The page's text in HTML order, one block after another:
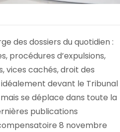
des dossiers du quotidien :
procédures d’expulsions,
vices cachés, droit des
devant le Tribunal
mais se déplace dans toute la
publications
8 novembre